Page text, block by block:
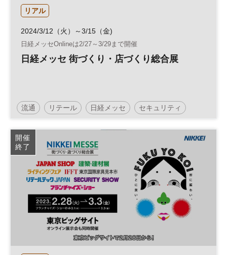
リアル
2024/3/12（火）～3/15（金)
日経メッセOnlineは2/27～3/29まで開催
日経メッセ 街づくり・店づくり総合展
流通 リテール 日経メッセ セキュリティ
リテールテック フランチャイズ JAPAN SHOP
街づくり 建築・建材展 フランチャイズ・ショー
開催
終了